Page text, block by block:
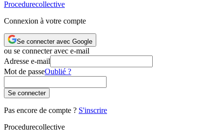
Procedurecollective
Connexion à votre compte
Se connecter avec Google
ou se connecter avec e-mail
Adresse e-mail
Mot de passeOublié ?
Se connecter
Pas encore de compte ? S'inscrire
Procedurecollective